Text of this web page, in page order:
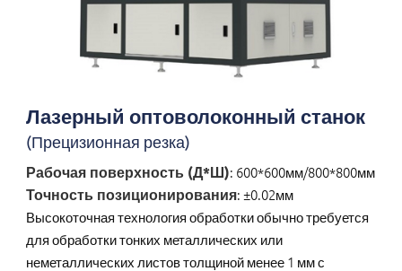
Лазерный оптоволоконный станок
(Прецизионная резка)
Рабочая поверхность (Д*Ш): 600*600мм/800*800мм
Точность позиционирования: ±0.02мм
Высокоточная технология обработки обычно требуется
для обработки тонких металлических или
неметаллических листов толщиной менее 1 мм с